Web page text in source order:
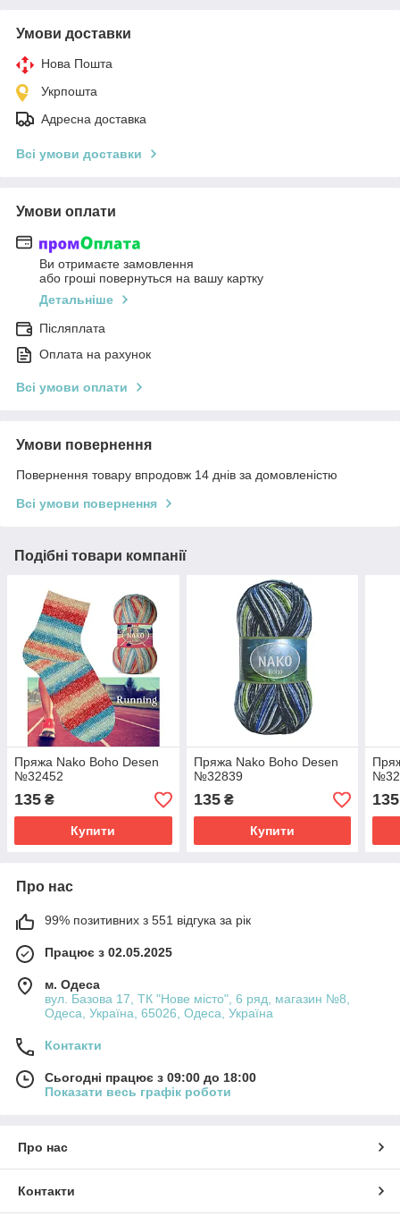
Умови доставки
Нова Пошта
Укрпошта
Адресна доставка
Всі умови доставки
Умови оплати
Ви отримаєте замовлення
або гроші повернуться на вашу картку
Детальніше
Післяплата
Оплата на рахунок
Всі умови оплати
Умови повернення
Повернення товару впродовж 14 днів за домовленістю
Всі умови повернення
Подібні товари компанії
Пряжа Nako Boho Desen
№32452
135 ₴
Купити
Пряжа Nako Boho Desen
№32839
135₴
Купити
135
Про нас
99% позитивних з 551 відгука за рік
Працює з 02.05.2025
м. Одеса
вул. Базова 17, ТК "Нове місто", 6 ряд, магазин №8,
Одеса, Україна, 65026, Одеса, Україна
Контакти
Сьогодні працює з 09:00 до 18:00
Показати весь графік роботи
Про нас
Контакти